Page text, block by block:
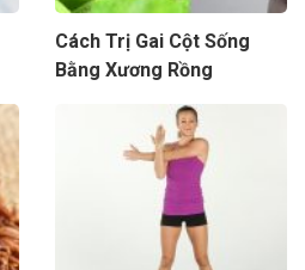
Cách Trị Gai Cột Sống
Bằng Xương Rồng